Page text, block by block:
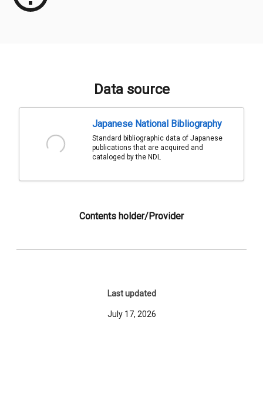
Data source
Japanese National Bibliography
Standard bibliographic data of Japanese
publications that are acquired and
cataloged by the NDL
Contents holder/Provider
Last updated
July 17, 2026